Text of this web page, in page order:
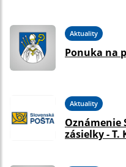
Aktuality
Ponuka na
Aktuality
Oznámenie
zásielky - T.